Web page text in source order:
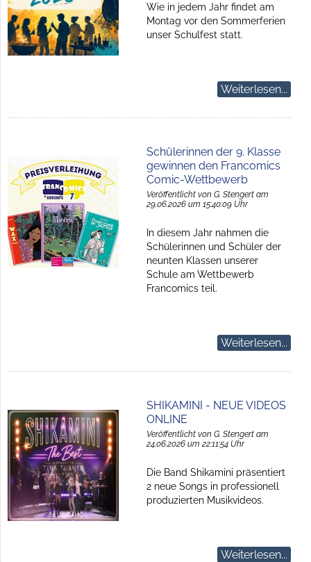
Wie in jedem Jahr findet am
Montag vor den Sommerferien
unser Schulfest statt.
Weiterlesen...
Schülerinnen der 9. Klasse
gewinnen den Francomics
Comic-Wettbewerb
Veröffentlicht von G. Stengert am
29.06.2026 um 15:40:09 Uhr
In diesem Jahr nahmen die
Schülerinnen und Schüler der
neunten Klassen unserer
Schule am Wettbewerb
Francomics teil.
Weiterlesen...
SHIKAMINI - NEUE VIDEOS
ONLINE
Veröffentlicht von G. Stengert am
24.06.2026 um 22:11:54 Uhr
Die Band Shikamini präsentiert
2 neue Songs in professionell
produzierten Musikvideos.
Weiterlesen...